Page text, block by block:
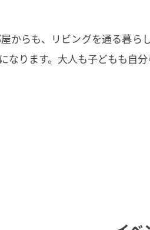
からも、リビングを通る暮
なります。大人も子どもも自